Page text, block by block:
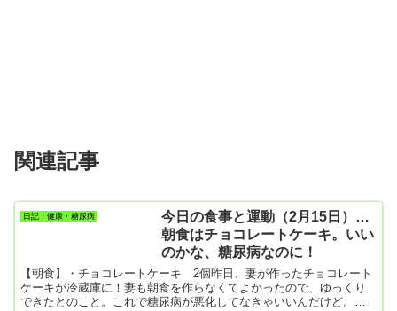
関連記事
日記・健康・糖尿病
今日の食事と運動（2月15日）…
朝食はチョコレートケーキ。いい
のかな、糖尿病なのに！
【朝食】・チョコレートケーキ 2個昨日、妻が作ったチョコレート
ケーキが冷蔵庫に！妻も朝食を作らなくてよかったので、ゆっくり
できたとのこと。これで糖尿病が悪化してなきゃいいんだけど。